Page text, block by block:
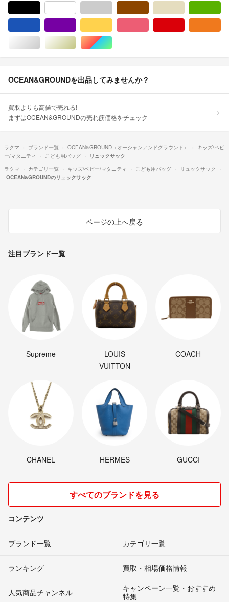
シルバー/銀色系ゴールド/金色系マルチカラー
OCEAN&GROUNDを出品してみませんか？
買取よりも高値で売れる!
まずはOCEAN&GROUNDの売れ筋価格をチェック
ラクマ ブランド一覧 OCEAN&GROUND（オーシャンアンドグラウンド）
キッズ/ベビ
ー/マタニティ
こども用バッグ
リュックサック
ラクマ
カテゴリ一覧 キッズ/ベビー/マタニティ こども用バッグ
リュックサック
OCEAN&GROUNDのリュックサック
ページの上へ戻る
注目ブランド一覧
Supreme
LOUIS
VUITTON
COACH
CHANEL HERMES GUCCI
すべてのブランドを見る
コンテンツ
ブランド一覧 カテゴリ一覧
ランキング 買取・相場価格情報
人気商品チャンネル
キャンペーン一覧・おすすめ
特集